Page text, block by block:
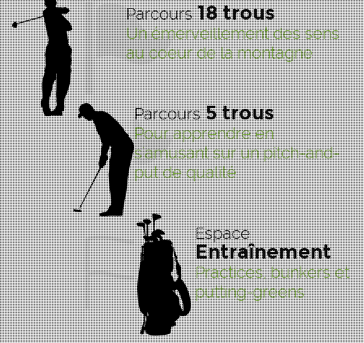
Parcours18 trous
Un émerveillement des sens
au coeur de la montagne
Parcours5 trous
Pour apprendre en
s'amusant sur un pitch-and-
put de qualité
Espace
Entraînement
Practices, bunkers et
putting-greens